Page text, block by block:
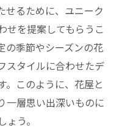
ニケーションの重
るための花屋との
花屋のアレンジの
的なアレンジメン
せるために、ユニーク
せを提案してもらうこ
の季節やシーズンの花
スタイルに合わせたデ
。このように、花屋と
一層思い出深いものに
う。